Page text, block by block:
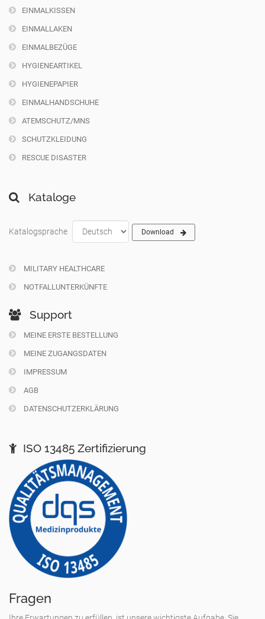
EINMALKISSEN
EINMALLAKEN
EINMALBEZÜGE
HYGIENEARTIKEL
HYGIENEPAPIER
EINMALHANDSCHUHE
ATEMSCHUTZ/MNS
SCHUTZKLEIDUNG
RESCUE DISASTER
Kataloge
Katalogsprache Download
MILITARY HEALTHCARE
NOTFALLUNTERKÜNFTE
Support
MEINE ERSTE BESTELLUNG
MEINE ZUGANGSDATEN
IMPRESSUM
AGB
DATENSCHUTZERKLÄRUNG
ISO 13485 Zertifizierung
Fragen